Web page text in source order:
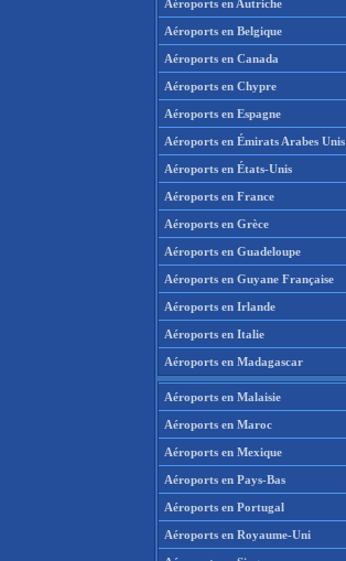
Aéroports en Autriche
Aéroports en Belgique
Aéroports en Canada
Aéroports en Chypre
Aéroports en Espagne
Aéroports en Émirats Arabes Unis
Aéroports en États-Unis
Aéroports en France
Aéroports en Grèce
Aéroports en Guadeloupe
Aéroports en Guyane Française
Aéroports en Irlande
Aéroports en Italie
Aéroports en Madagascar
Aéroports en Malaisie
Aéroports en Maroc
Aéroports en Mexique
Aéroports en Pays-Bas
Aéroports en Portugal
Aéroports en Royaume-Uni